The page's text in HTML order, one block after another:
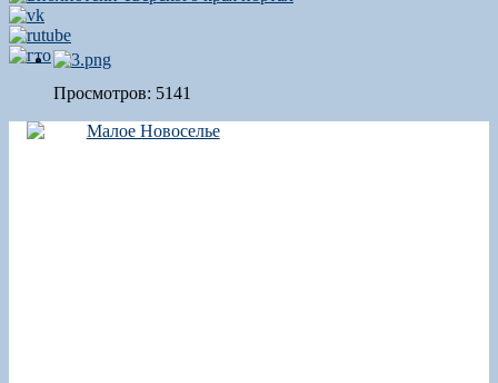
Просмотров: 5141